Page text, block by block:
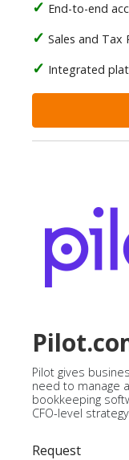
End-to-end
Sales and Tax
Integrated
Pilot gives
need to manage
bookkeeping
CFO-level
Request